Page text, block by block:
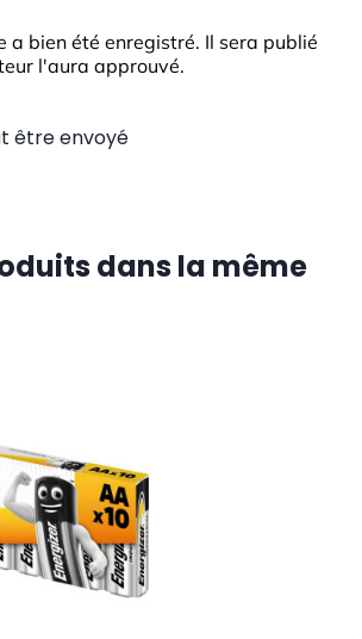
a bien été enregistré. Il sera publié
l'aura approuvé.
être envoyé
dans la même